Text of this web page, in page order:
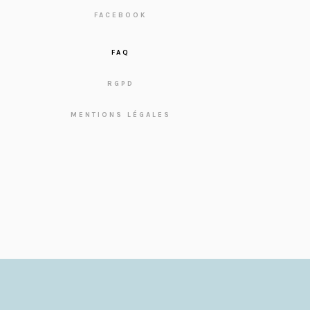
FACEBOOK
FAQ
RGPD
MENTIONS LÉGALES